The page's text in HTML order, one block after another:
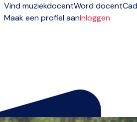
Vind muziekdocentWord docent
Maak een profiel aanInloggen